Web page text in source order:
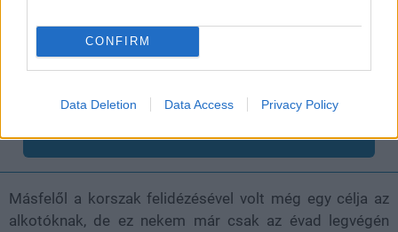
CONFIRM
Data Deletion Data Access Privacy Policy
Feliratkozom
Másfelől a korszak felidézésével volt még egy célja az
alkotóknak, de ez nekem már csak az évad legvégén